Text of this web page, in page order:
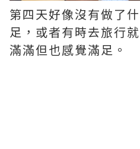
第四天好像沒有做了
足，或者有時去旅行
滿滿但也感覺滿足。